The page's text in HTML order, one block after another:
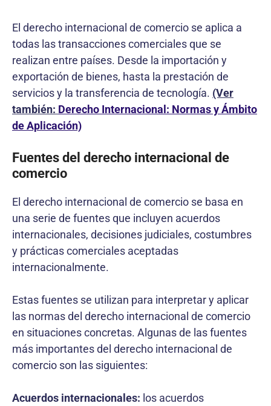
El derecho internacional de comercio se aplica a
todas las transacciones comerciales que se
realizan entre países. Desde la importación y
exportación de bienes, hasta la prestación de
servicios y la transferencia de tecnología. (Ver
también: Derecho Internacional: Normas y Ámbito
de Aplicación)
Fuentes del derecho internacional de
comercio
El derecho internacional de comercio se basa en
una serie de fuentes que incluyen acuerdos
internacionales, decisiones judiciales, costumbres
y prácticas comerciales aceptadas
internacionalmente.
Estas fuentes se utilizan para interpretar y aplicar
las normas del derecho internacional de comercio
en situaciones concretas. Algunas de las fuentes
más importantes del derecho internacional de
comercio son las siguientes:
Acuerdos internacionales: los acuerdos